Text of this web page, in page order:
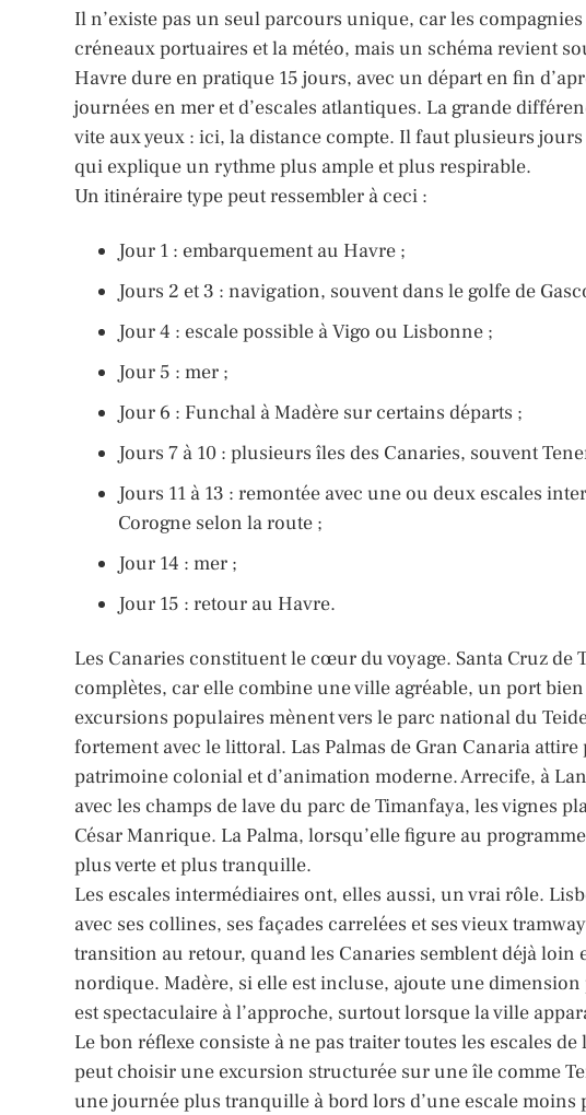
Il n’existe pas un seul parcours unique, car les
créneaux portuaires et la météo, mais un schéma revient
Havre dure en pratique 15 jours, avec un départ en fin
journées en mer et d’escales atlantiques. La grande
vite aux yeux : ici, la distance compte. Il faut plusieurs
qui explique un rythme plus ample et plus respirable.
Un itinéraire type peut ressembler à ceci :
Jour 1 : embarquement au Havre ;
Jours 2 et 3 : navigation, souvent dans le golfe de
Jour 4 : escale possible à Vigo ou Lisbonne ;
Jour 5 : mer ;
Jour 6 : Funchal à Madère sur certains départs ;
Jours 7 à 10 : plusieurs îles des Canaries, souvent
Jours 11 à 13 : remontée avec une ou deux escales
Corogne selon la route ;
Jour 14 : mer ;
Jour 15 : retour au Havre.
Les Canaries constituent le cœur du voyage. Santa Cruz de
complètes, car elle combine une ville agréable, un port
excursions populaires mènent vers le parc national du
fortement avec le littoral. Las Palmas de Gran Canaria
patrimoine colonial et d’animation moderne. Arrecife, à
avec les champs de lave du parc de Timanfaya, les vignes
César Manrique. La Palma, lorsqu’elle figure au
plus verte et plus tranquille.
Les escales intermédiaires ont, elles aussi, un vrai rôle.
avec ses collines, ses façades carrelées et ses vieux
transition au retour, quand les Canaries semblent déjà loin
nordique. Madère, si elle est incluse, ajoute une
est spectaculaire à l’approche, surtout lorsque la ville
Le bon réflexe consiste à ne pas traiter toutes les escales
peut choisir une excursion structurée sur une île comme
une journée plus tranquille à bord lors d’une escale